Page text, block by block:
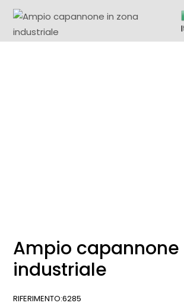
the
content
Ampio capannone
industriale
RIFERIMENTO:6285